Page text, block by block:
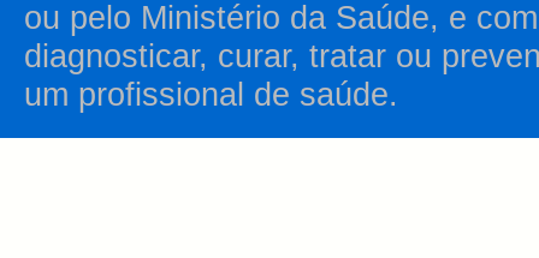
ou pelo Ministério da Saúde, e
diagnosticar, curar, tratar ou
um profissional de saúde.